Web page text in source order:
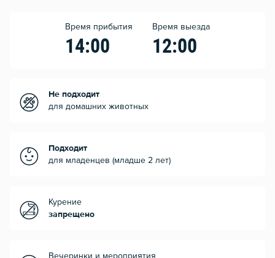
Время прибытия
14:00
Время выезда
12:00
Не подходит
для домашних животных
Подходит
для младенцев (младше 2 лет)
Курение
запрещено
Вечеринки и мероприятия